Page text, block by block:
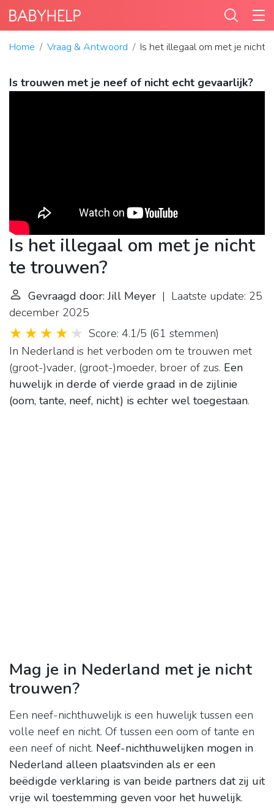
Home Vraag & Antwoord Is het illegaal om met je nicht
Is trouwen met je neef of nicht echt gevaarlijk?
Is het illegaal om met je nicht
te trouwen?
Gevraagd door: Jill Meyer | Laatste update: 25
december 2025
Score: 4.1/5 (61 stemmen)
In Nederland is het verboden om te trouwen met
(groot-)vader, (groot-)moeder, broer of zus. Een
huwelijk in derde of vierde graad in de zijlinie
(oom, tante, neef, nicht) is echter wel toegestaan.
Mag je in Nederland met je nicht
trouwen?
Een neef-nichthuwelijk is een huwelijk tussen een
volle neef en nicht. Of tussen een oom of tante en
een neef of nicht. Neef-nichthuwelijken mogen in
Nederland alleen plaatsvinden als er een
beëdigde verklaring is van beide partners dat zij uit
vrije wil toestemming geven voor het huwelijk.